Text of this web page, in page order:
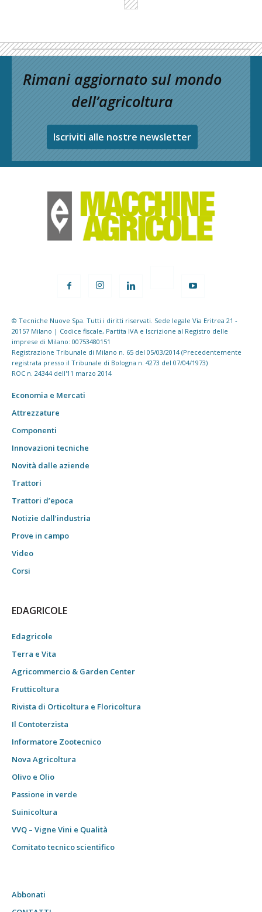
Rimani aggiornato sul mondo
dell’agricoltura
Iscriviti alle nostre newsletter
© Tecniche Nuove Spa. Tutti i diritti riservati. Sede legale Via Eritrea 21 -
20157 Milano | Codice fiscale, Partita IVA e Iscrizione al Registro delle
imprese di Milano: 00753480151
Registrazione Tribunale di Milano n. 65 del 05/03/2014 (Precedentemente
registrata presso il Tribunale di Bologna n. 4273 del 07/04/1973)
ROC n. 24344 dell'11 marzo 2014
Economia e Mercati
Attrezzature
Componenti
Innovazioni tecniche
Novità dalle aziende
Trattori
Trattori d’epoca
Notizie dall’industria
Prove in campo
Video
Corsi
EDAGRICOLE
Edagricole
Terra e Vita
Agricommercio & Garden Center
Frutticoltura
Rivista di Orticoltura e Floricoltura
Il Contoterzista
Informatore Zootecnico
Nova Agricoltura
Olivo e Olio
Passione in verde
Suinicoltura
VVQ – Vigne Vini e Qualità
Comitato tecnico scientifico
Abbonati